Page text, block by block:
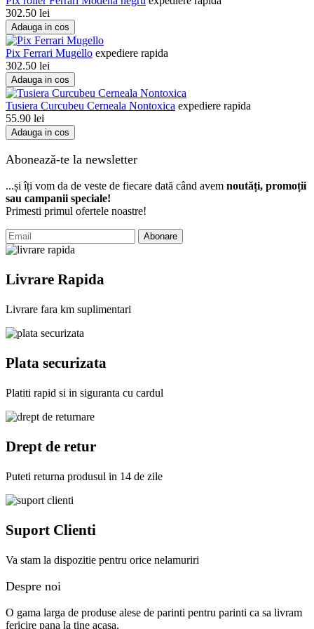
302.50 lei
Adauga in cos
Pix Ferrari Mugello expediere rapida
302.50 lei
Adauga in cos
Tusiera Curcubeu Cerneala Nontoxica expediere rapida
55.90 lei
Adauga in cos
Abonează-te la newsletter
...și îți vom da de veste de fiecare dată când avem noutăți, promoții
sau campanii speciale!
Primesti primul ofertele noastre!
Abonare
Livrare Rapida
Livrare fara km suplimentari
Plata securizata
Platiti rapid si in siguranta cu cardul
Drept de retur
Puteti returna produsul in 14 de zile
Suport Clienti
Va stam la dispozitie pentru orice nelamuriri
Despre noi
O gama larga de produse alese de parinti pentru parinti ca sa livram
fericire pana la tine acasa.